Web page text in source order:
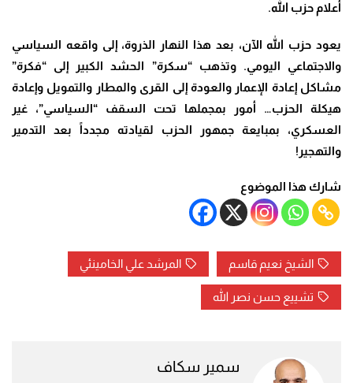
أعلام حزب الله.
يعود حزب الله الآن، بعد هذا النهار الذروة، إلى واقعه السياسي
والاجتماعي اليومي. وتذهب “سكرة” الحشد الكبير إلى “فكرة”
مشاكل إعادة الإعمار والعودة إلى القرى والمطار والتمويل وإعادة
هيكلة الحزب… أمور بمجملها تحت السقف “السياسي”، غير
العسكري، بمبايعة جمهور الحزب لقيادته مجدداً بعد التدمير
والتهجير !
شارك هذا الموضوع
الشيخ نعيم قاسم المرشد علي الخامينئي
تشييع حسن نصر الله
سمير سكاف